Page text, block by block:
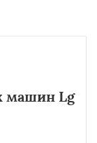
машин Lg